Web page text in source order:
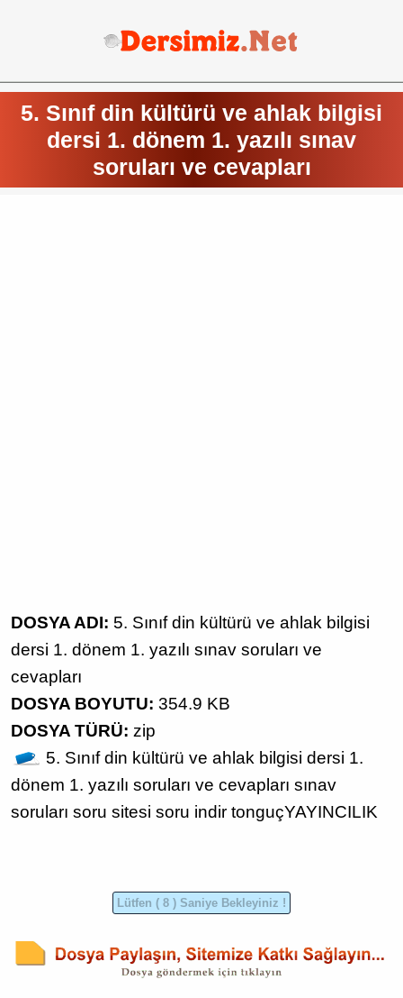
5. Sınıf din kültürü ve ahlak bilgisi
dersi 1. dönem 1. yazılı sınav
soruları ve cevapları
DOSYA ADI: 5. Sınıf din kültürü ve ahlak bilgisi
dersi 1. dönem 1. yazılı sınav soruları ve
cevapları
DOSYA BOYUTU: 354.9 KB
DOSYA TÜRÜ: zip
5. Sınıf din kültürü ve ahlak bilgisi dersi 1.
dönem 1. yazılı soruları ve cevapları sınav
soruları soru sitesi soru indir tonguçYAYINCILIK